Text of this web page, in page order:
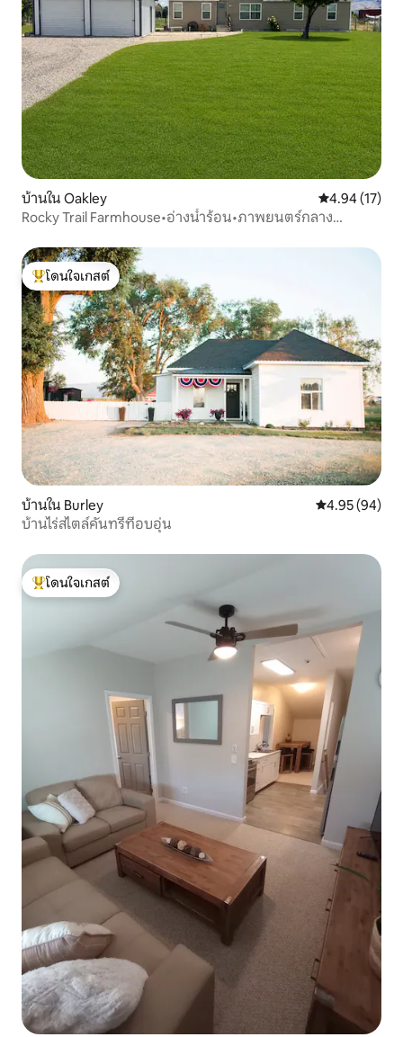
บ้านใน Oakley คะแนนเฉลี่ย
4.94 (17)
Rocky Trail Farmhouse•อ่างน้ำร้อน•ภาพยนตร์กลาง
โดนใจเกสต์ที่สุด
โดนใจเกสต์
บ้านใน Burley คะแนนเฉลี่ย
4.95 (94)
บ้านไร่สไตล์คันทรีที่อบอุ่น
โดนใจเกสต์ที่สุด
โดนใจเกสต์